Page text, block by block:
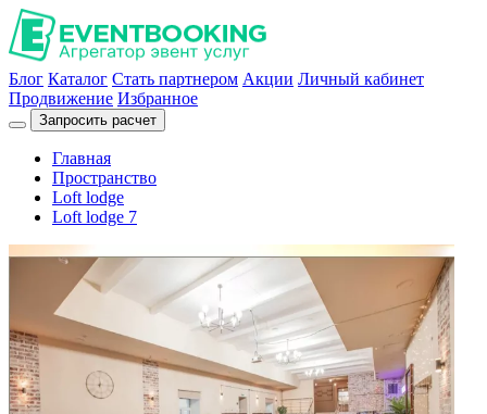
Блог Каталог Стать партнером Акции Личный кабинет
Продвижение Избранное
Запросить расчет
Главная
Пространство
Loft lodge
Loft lodge 7